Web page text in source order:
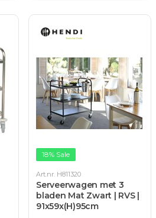
18% Sale
Art.nr. H811320
Serveerwagen met 3
bladen Mat Zwart | RVS |
91x59x(H)95cm